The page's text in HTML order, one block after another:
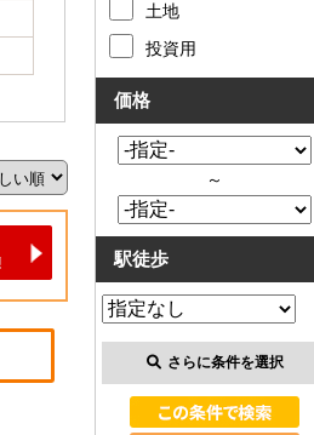
土地
投資用
価格
～
駅徒歩
さらに条件を選択